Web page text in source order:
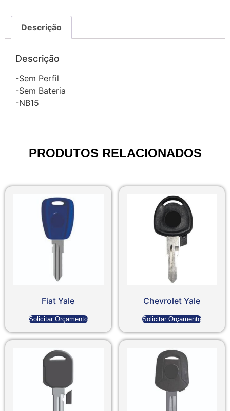
Descrição
Descrição
-Sem Perfil
-Sem Bateria
-NB15
PRODUTOS RELACIONADOS
Fiat Yale
Solicitar Orçamento
Chevrolet Yale
Solicitar Orçamento